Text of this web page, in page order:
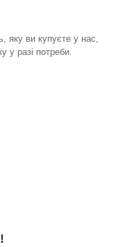
яку ви купуєте у нас,
у разі потреби.